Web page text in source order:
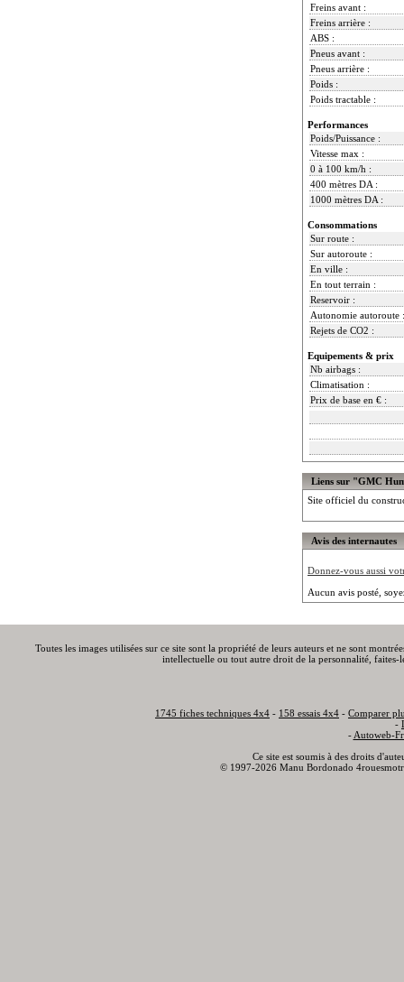
Freins avant :
Freins arrière :
ABS :
Pneus avant :
Pneus arrière :
Poids :
Poids tractable :
Performances
Poids/Puissance :
Vitesse max :
0 à 100 km/h :
400 mètres DA :
1000 mètres DA :
Consommations
Sur route :
Sur autoroute :
En ville :
En tout terrain :
Reservoir :
Autonomie autoroute :
Rejets de CO2 :
Equipements & prix
Nb airbags :
Climatisation :
Prix de base en € :
Liens sur "GMC
Site officiel du
Avis des internautes
Donnez-vous aussi
Aucun avis posté,
Toutes les images utilisées sur ce site sont la propriété de leurs auteurs et ne sont
intellectuelle ou tout autre droit de la personnalité,
1745 fiches techniques 4x4 - 158 essais 4x4 - Comparer
-
- Autoweb-
Ce site est soumis à des droits
© 1997-2026 Manu Bordonado